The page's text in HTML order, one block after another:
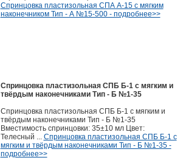
Спринцовка пластизольная СПА А-15 с мягким
наконечником Тип - А №15-500 - подробнее>>
Спринцовка пластизольная СПБ Б-1 с мягким и
твёрдым наконечниками Тип - Б №1-35
Спринцовка пластизольная СПБ Б-1 с мягким и
твёрдым наконечниками Тип - Б №1-35
Вместимость спринцовки: 35±10 мл Цвет:
Телесный ... Спринцовка пластизольная СПБ Б-1 с
мягким и твёрдым наконечниками Тип - Б №1-35 -
подробнее>>